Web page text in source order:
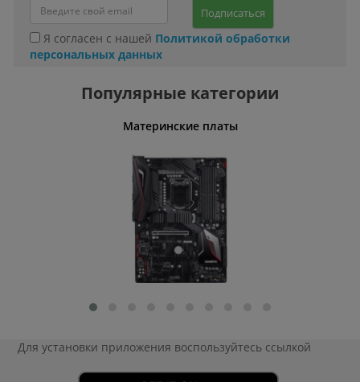
Подписаться
Я согласен с нашей Политикой обработки
персональных данных
Популярные категории
Материнские платы
Для установки приложения воспользуйтесь ссылкой